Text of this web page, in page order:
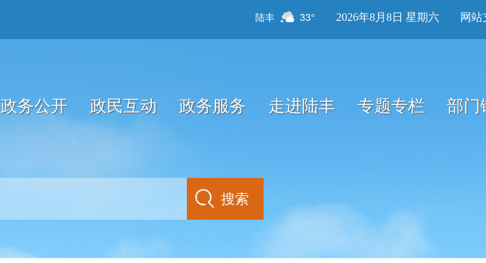
陆丰 33° 2026年8月8日 星期六 网站
政务公开 政民互动 政务服务 走进陆丰 专题专栏 部门